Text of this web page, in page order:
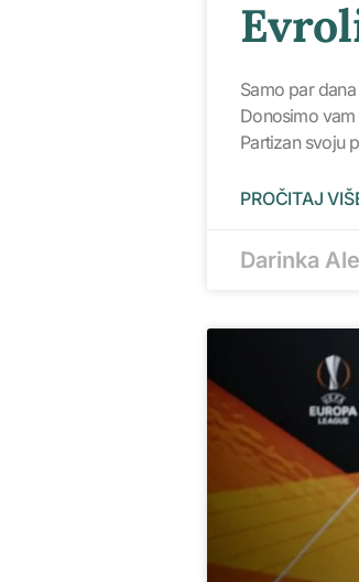
Samo par
Donosimo
Partizan svoju
PROČITAJ
Darinka